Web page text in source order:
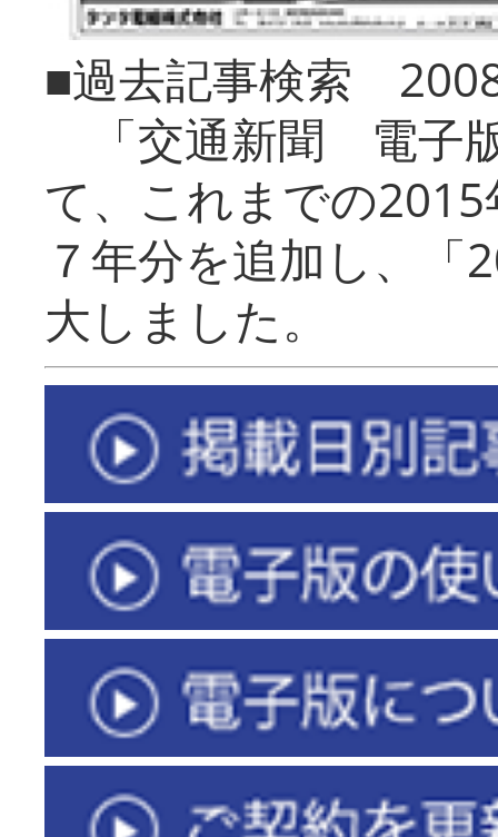
■過去記事検索
「交通新聞 電子
て、これまでの
７年分を追加し、「
大しまし